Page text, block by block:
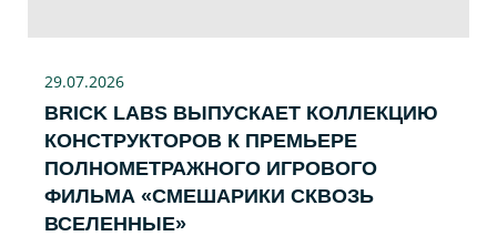
29.07.2026
BRICK LABS ВЫПУСКАЕТ КОЛЛЕКЦИЮ
КОНСТРУКТОРОВ К ПРЕМЬЕРЕ
ПОЛНОМЕТРАЖНОГО ИГРОВОГО
ФИЛЬМА «CМЕШАРИКИ СКВОЗЬ
ВСЕЛЕННЫЕ»